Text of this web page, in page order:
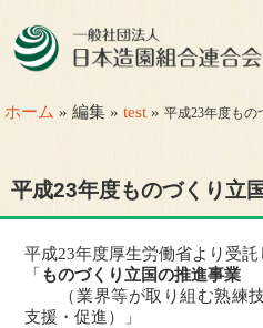
ホーム » 編集 »test »平成23年度も
平成23年度ものづくり立
平成23年度厚生労働省より受託
「 ものづくり立国の推進事業
（業界等が取り組む熟練技
支援・促進）」